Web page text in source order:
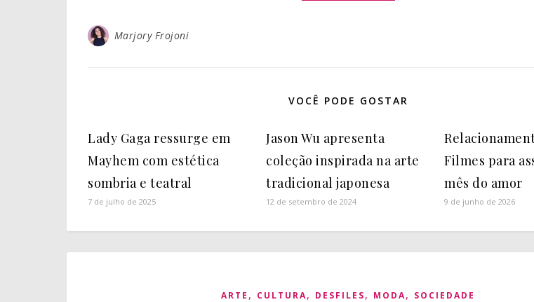
Marjory Frojoni
VOCÊ PODE GOSTAR
Lady Gaga ressurge em
Mayhem com estética
sombria e teatral
7 de julho de 2025
Jason Wu apresenta
coleção inspirada na arte
tradicional japonesa
12 de setembro de 2024
Filmes para
mês do amor
9 de junho de 2026
ARTE , CULTURA, DESFILES, MODA, SOCIEDADE